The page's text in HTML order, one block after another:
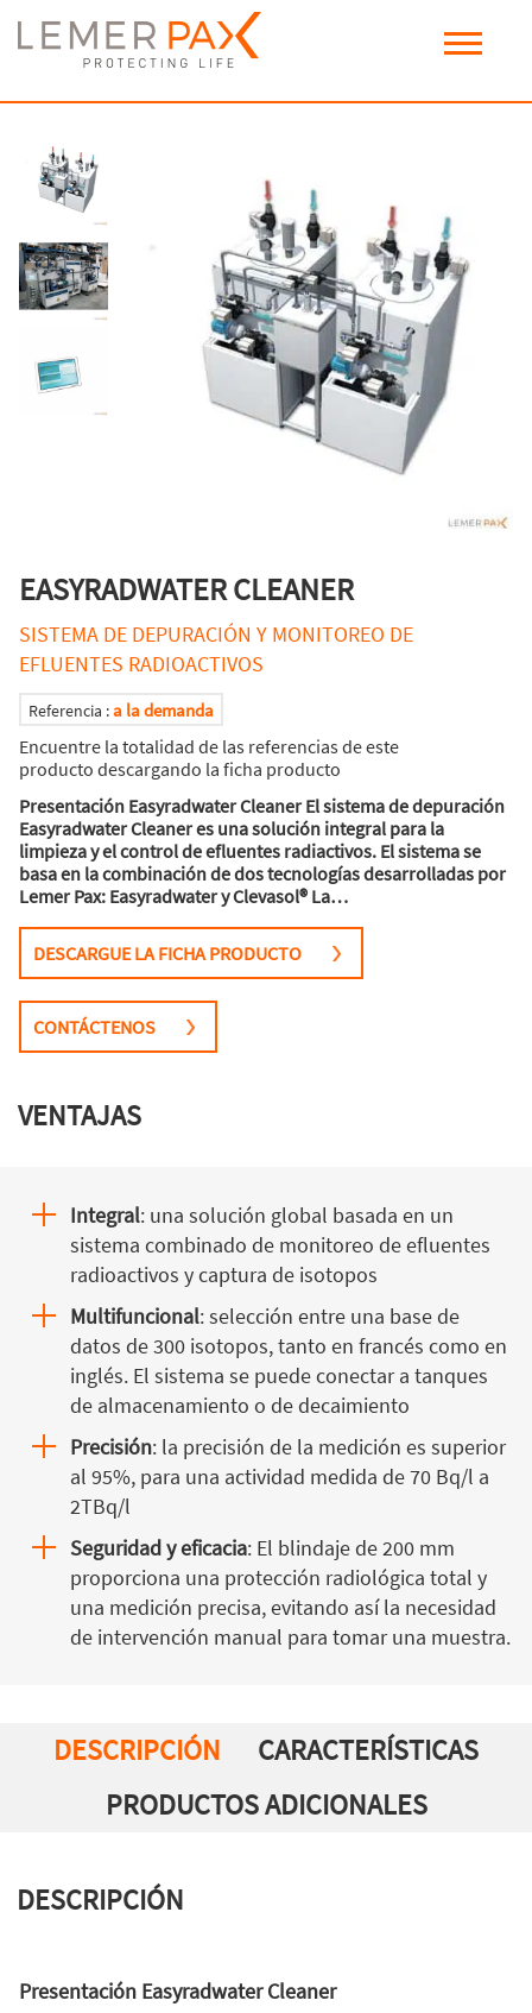
EASYRADWATER CLEANER
SISTEMA DE DEPURACIÓN Y MONITOREO DE
EFLUENTES RADIOACTIVOS
Referencia :a la demanda
Encuentre la totalidad de las referencias de este
producto descargando la ficha producto
Presentación Easyradwater Cleaner El sistema de depuración
Easyradwater Cleaner es una solución integral para la
limpieza y el control de efluentes radiactivos. El sistema se
basa en la combinación de dos tecnologías desarrolladas por
Lemer Pax: Easyradwater y Clevasol® La…
DESCARGUE LA FICHA PRODUCTO
CONTÁCTENOS
VENTAJAS
Integral: una solución global basada en un
sistema combinado de monitoreo de efluentes
radioactivos y captura de isotopos
Multifuncional: selección entre una base de
datos de 300 isotopos, tanto en francés como en
inglés. El sistema se puede conectar a tanques
de almacenamiento o de decaimiento
Precisión: la precisión de la medición es superior
al 95%, para una actividad medida de 70 Bq/l a
2TBq/l
Seguridad y eficacia: El blindaje de 200 mm
proporciona una protección radiológica total y
una medición precisa, evitando así la necesidad
de intervención manual para tomar una muestra.
DESCRIPCIÓN
CARACTERÍSTICAS
PRODUCTOS ADICIONALES
DESCRIPCIÓN
Presentación Easyradwater Cleaner